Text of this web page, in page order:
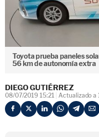
Toyota prueba paneles
56 km de autonomía extra
DIEGO GUTIÉRREZ
08/07/2019 15:21 Actualizado a